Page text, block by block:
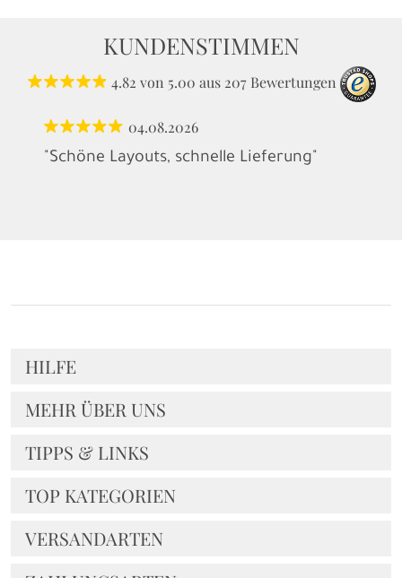
KUNDENSTIMMEN
4.82 von 5.00 aus 207 Bewertungen
04.08.2026
"Schöne Layouts, schnelle Lieferung"
HILFE
MEHR ÜBER UNS
TIPPS & LINKS
TOP KATEGORIEN
VERSANDARTEN